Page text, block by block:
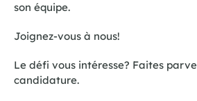
son équipe.
Joignez-vous à nous!
Le défi vous intéresse? Faites
candidature.